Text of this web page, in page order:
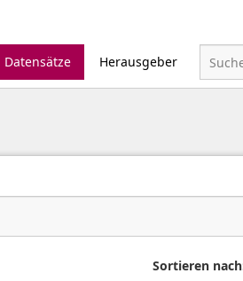
Datensätze
Herausgeber
Sortieren nach